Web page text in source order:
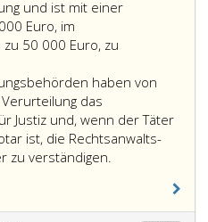
und ist mit einer
Euro, im
50 000 Euro, zu
haben von
das
Justiz und, wenn der Täter
ist, die Rechtsanwalts-
zu verständigen.